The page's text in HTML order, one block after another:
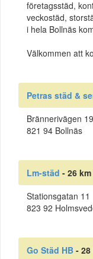
företagsstäd,
veckostäd,
i hela Bollnäs
Välkommen att
Petras städ &
Brännerivägen 19
821 94 Bollnäs
Lm-städ - 26 km
Stationsgatan 11
823 92
Go Städ HB - 28